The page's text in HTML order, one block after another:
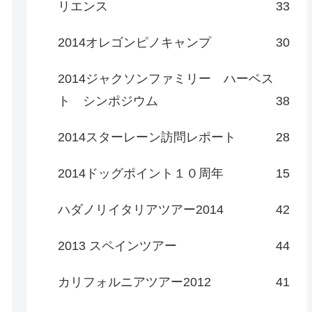
リエンス
33
2014オレゴンピノキャンプ 30
2014ジャクソンファミリー ハーベス
ト シンポジウム
38
2014スターレーン訪問レポート 28
2014ドッグポイント１０周年 15
ハダノリイタリアツアー2014 42
2013 スペインツアー 44
カリフォルニアツアー2012 41